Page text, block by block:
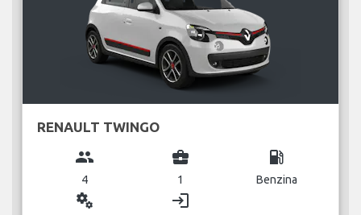
RENAULT TWINGO
group
4
business_center
1
local_gas_station
Benzina
miscellaneous_services login